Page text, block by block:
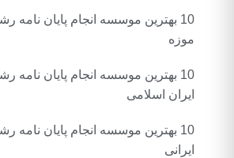
10 بهترین موسسه انجام پایان نامه
موزه
10 بهترین موسسه انجام پایان نامه
ایران اسلامی
10 بهترین موسسه انجام پایان نامه
ایرانی